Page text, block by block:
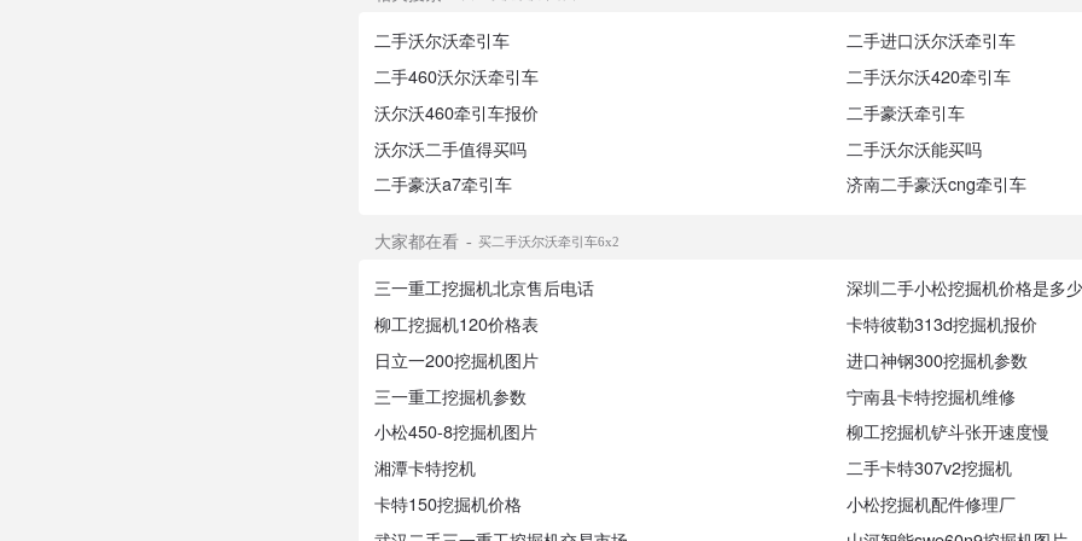
二手沃尔沃牵引车
二手进口沃尔沃牵引车
二手460沃尔沃牵引车
二手沃尔沃420牵引车
沃尔沃460牵引车报价
二手豪沃牵引车
沃尔沃二手值得买吗
二手沃尔沃能买吗
二手豪沃a7牵引车
济南二手豪沃cng牵引车
大家都在看 买二手沃尔沃牵引车6x2
三一重工挖掘机北京售后电话
深圳二手小松挖掘机价格是多少
柳工挖掘机120价格表
卡特彼勒313d挖掘机报价
日立一200挖掘机图片
进口神钢300挖掘机参数
三一重工挖掘机参数
宁南县卡特挖掘机维修
小松450-8挖掘机图片
柳工挖掘机铲斗张开速度慢
湘潭卡特挖机
二手卡特307v2挖掘机
卡特150挖掘机价格
小松挖掘机配件修理厂